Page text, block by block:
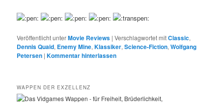
Veröffentlicht unterMovie Reviews |Verschlagwortet mitClassic,
Dennis Quaid, Enemy Mine,Klassiker,Science-Fiction,Wolfgang
Petersen |Kommentar hinterlassen
WAPPEN DER EXZELLENZ